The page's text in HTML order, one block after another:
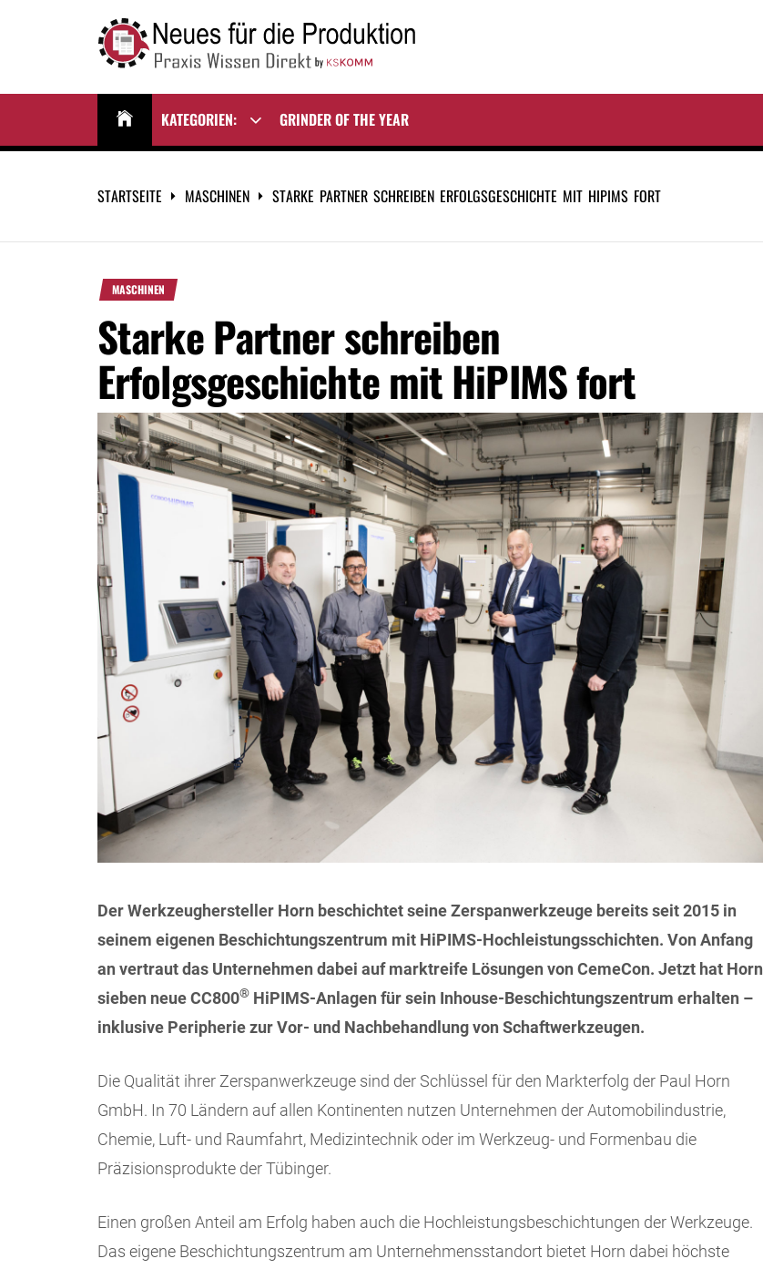
NEUES FÜR DIE
PRODUKTION
KATEGORIEN:
Show
menu
GRINDER OF THE YEAR
STARTSEITE MASCHINEN STARKE PARTNER SCHREIBEN ERFOLGSGESCHICHTE MIT HIPIMS FORT
MASCHINEN
Starke Partner schreiben
Erfolgsgeschichte mit HiPIMS fort
Der Werkzeughersteller Horn beschichtet seine Zerspanwerkzeuge bereits seit 2015 in
seinem eigenen Beschichtungszentrum mit HiPIMS-Hochleistungsschichten. Von Anfang
an vertraut das Unternehmen dabei auf marktreife Lösungen von CemeCon. Jetzt hat Horn
sieben neue CC800® HiPIMS-Anlagen für sein Inhouse-Beschichtungszentrum erhalten –
inklusive Peripherie zur Vor- und Nachbehandlung von Schaftwerkzeugen.
Die Qualität ihrer Zerspanwerkzeuge sind der Schlüssel für den Markterfolg der Paul Horn
GmbH. In 70 Ländern auf allen Kontinenten nutzen Unternehmen der Automobilindustrie,
Chemie, Luft- und Raumfahrt, Medizintechnik oder im Werkzeug- und Formenbau die
Präzisionsprodukte der Tübinger.
Einen großen Anteil am Erfolg haben auch die Hochleistungsbeschichtungen der Werkzeuge.
Das eigene Beschichtungszentrum am Unternehmensstandort bietet Horn dabei höchste